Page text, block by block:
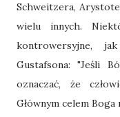
Schweitzera,
wielu innych.
kontrowersyjne,
Gustafsona: "Jeśli
oznaczać, że
Głównym celem